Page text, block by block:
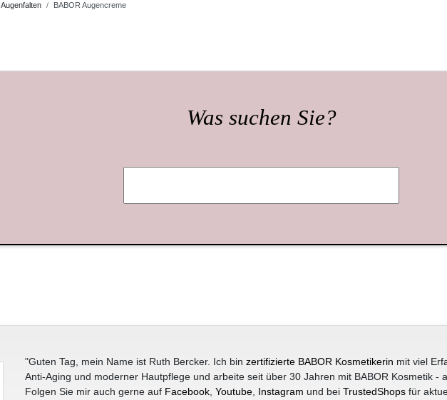
Augenfalten BABOR Augencreme
Was suchen Sie?
"Guten Tag, mein Name ist Ruth Bercker. Ich bin zertifizierte BABOR Kosmetikerin mit viel
Anti-Aging und moderner Hautpflege und arbeite seit über 30 Jahren mit BABOR Kosmetik -
Folgen Sie mir auch gerne auf Facebook, Youtube, Instagram und bei TrustedShopsfür